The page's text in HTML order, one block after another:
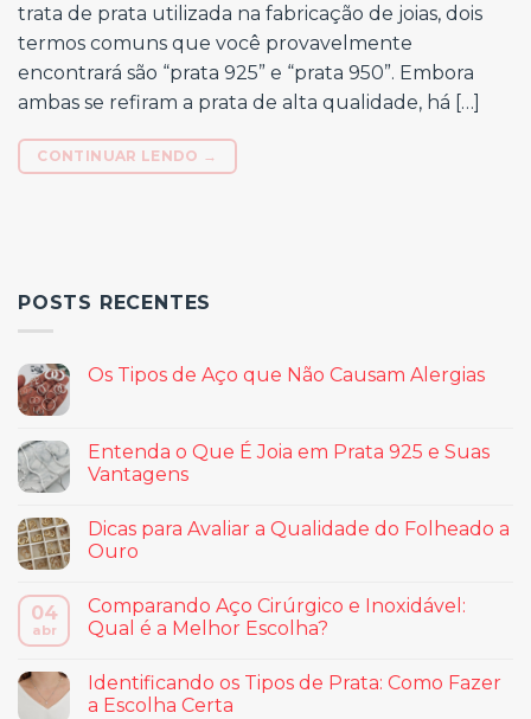
trata de prata utilizada na fabricação de joias, dois
termos comuns que você provavelmente
encontrará são “prata 925” e “prata 950”. Embora
ambas se refiram a prata de alta qualidade, há […]
CONTINUAR LENDO →
POSTS RECENTES
Os Tipos de Aço que Não Causam Alergias
Entenda o Que É Joia em Prata 925 e Suas
Vantagens
Dicas para Avaliar a Qualidade do Folheado a
Ouro
04
abr
Comparando Aço Cirúrgico e Inoxidável:
Qual é a Melhor Escolha?
Identificando os Tipos de Prata: Como Fazer
a Escolha Certa